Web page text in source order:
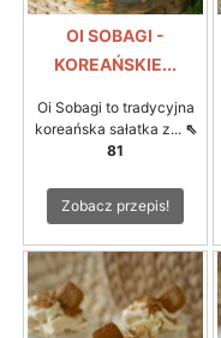
OI SOBAGI -
KOREAŃSKIE...
Oi Sobagi to tradycyjna
koreańska sałatka z... ⇖
81
Zobacz przepis!